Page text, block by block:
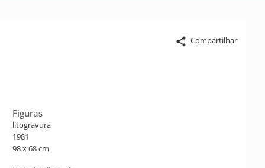
Compartilhar
Figuras
litogravura
1981
98 x 68 cm